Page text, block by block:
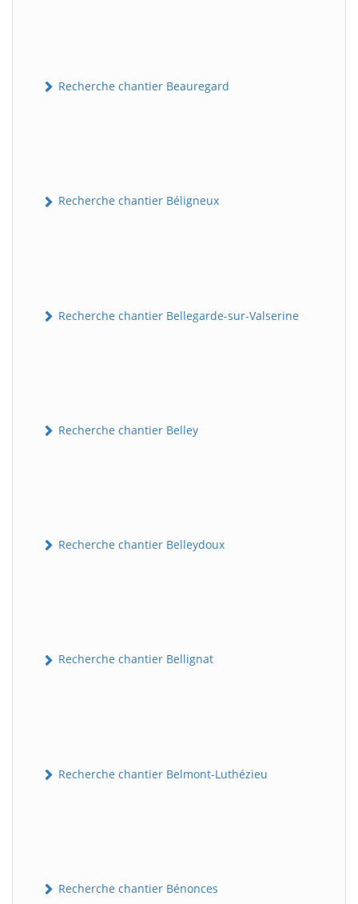
Recherche chantier Beauregard
Recherche chantier Béligneux
Recherche chantier Bellegarde-sur-Valserine
Recherche chantier Belley
Recherche chantier Belleydoux
Recherche chantier Bellignat
Recherche chantier Belmont-Luthézieu
Recherche chantier Bénonces